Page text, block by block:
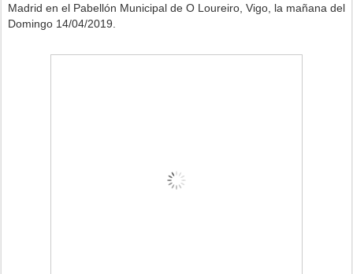
Madrid en el Pabellón Municipal de O Loureiro, Vigo, la mañana del
Domingo 14/04/2019.